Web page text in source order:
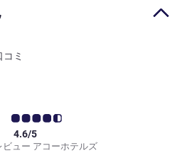
ミ
ビュー アコーホテルズ
4.6/5